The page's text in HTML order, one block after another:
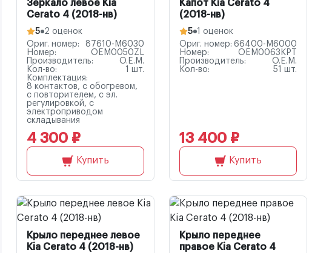
Зеркало левое Kia
Cerato 4 (2018-нв)
5 2 оценок
Ориг. номер:
87610-M6030
Номер:
OEM0050ZL
Производитель:
O.E.M.
Кол-во:
1 шт.
Комплектация:
8 контактов, с обогревом,
с повторителем, с эл.
регулировкой, с
электроприводом
складывания
4 300 ₽
Купить
Капот Kia Cerato 4
(2018-нв)
5 1 оценок
Ориг. номер: 66400-M6000
Номер:
OEM0063KPT
Производитель:
O.E.M.
Кол-во:
51 шт.
13 400 ₽
Купить
Крыло переднее левое
Kia Cerato 4 (2018-нв)
Крыло переднее
правое Kia Cerato 4